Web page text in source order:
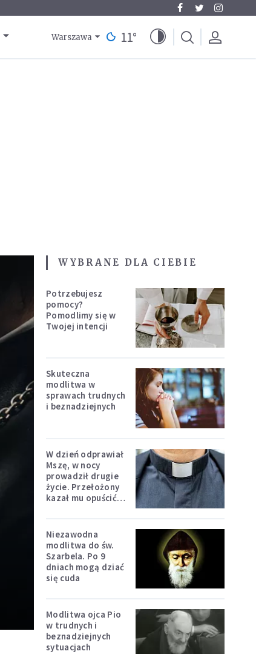
Warszawa 11°
WYBRANE DLA CIEBIE
Potrzebujesz
pomocy?
Pomodlimy się w
Twojej intencji
Skuteczna
modlitwa w
sprawach trudnych
i beznadziejnych
W dzień odprawiał
Mszę, w nocy
prowadził drugie
życie. Przełożony
kazał mu opuścić
Niezawodna
modlitwa do św.
Szarbela. Po 9
dniach mogą dziać
się cuda
Modlitwa ojca Pio
w trudnych i
beznadziejnych
sytuacjach